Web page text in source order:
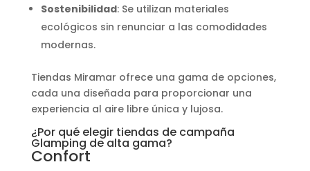
Sostenibilidad: Se utilizan materiales
ecológicos sin renunciar a las comodidades
modernas.
Tiendas Miramar ofrece una gama de opciones,
cada una diseñada para proporcionar una
experiencia al aire libre única y lujosa.
¿Por qué elegir tiendas de campaña
Glamping de alta gama?
Confort